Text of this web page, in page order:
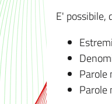
E'
Parole
Parole